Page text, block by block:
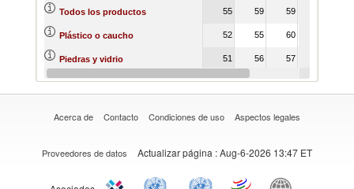
Todos los productos 55 59 59
Plástico o caucho 52 55 60
Piedras y vidrio 51 56 57
Cueros y pieles 50 57 59 43
Acerca de Contacto Condiciones de uso Aspectos legales
Proveedores de datos Actualizar página : Aug-6-2026 13:47 ET